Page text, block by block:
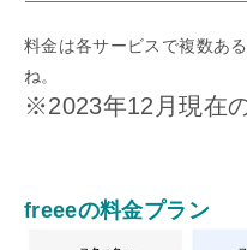
料金は各サービスで複数あ
ね。
※2023年12月現在
freeeの料金プラン